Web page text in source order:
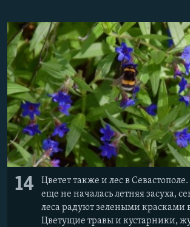
14
Цветет также и лес в
еще не началась летняя засуха,
леса радуют зелеными красками
Цветущие травы и кустарники,